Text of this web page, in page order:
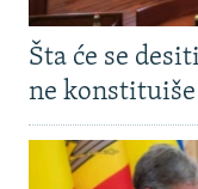
Šta će se
ne konstituiše